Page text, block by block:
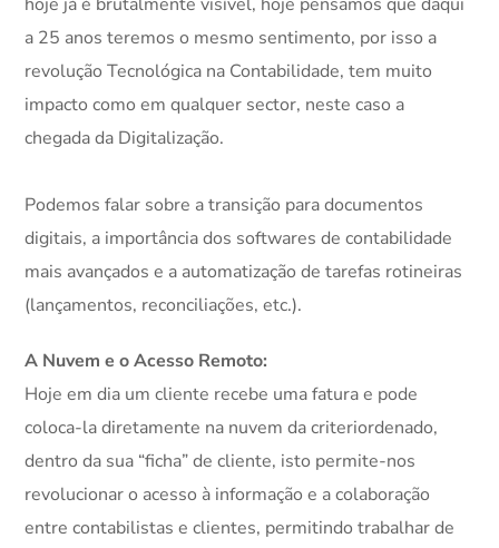
a 25 anos teremos o mesmo sentimento, por isso a
revolução Tecnológica na Contabilidade, tem muito
impacto como em qualquer sector, neste caso a
chegada da Digitalização.
Podemos falar sobre a transição para documentos
digitais, a importância dos softwares de contabilidade
mais avançados e a automatização de tarefas rotineiras
(lançamentos, reconciliações, etc.).
A Nuvem e o Acesso Remoto:
Hoje em dia um cliente recebe uma fatura e pode
coloca-la diretamente na nuvem da criteriordenado,
dentro da sua “ficha” de cliente, isto permite-nos
revolucionar o acesso à informação e a colaboração
entre contabilistas e clientes, permitindo trabalhar de